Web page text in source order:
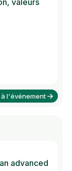
valeurs
à l'événement
advanced